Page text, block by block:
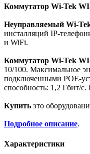
Коммутатор Wi-Tek
Неуправляемый Wi-
инсталляций IP-
и WiFi.
Коммутатор Wi-Tek
10/100. Максимальное
подключенными POE-
способность: 1,2 Гбит/
Купить это
Подробное описание.
Характеристики